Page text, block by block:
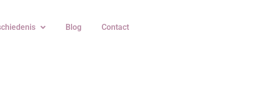
Blog Contact